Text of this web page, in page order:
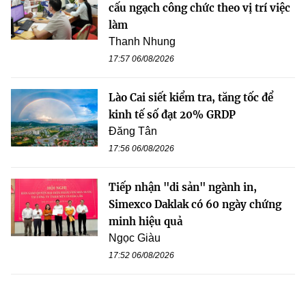
cấu ngạch công chức theo vị trí việc
làm
Thanh Nhung
17:57 06/08/2026
Lào Cai siết kiểm tra, tăng tốc để
kinh tế số đạt 20% GRDP
Đăng Tân
17:56 06/08/2026
Tiếp nhận "di sản" ngành in,
Simexco Daklak có 60 ngày chứng
minh hiệu quả
Ngọc Giàu
17:52 06/08/2026